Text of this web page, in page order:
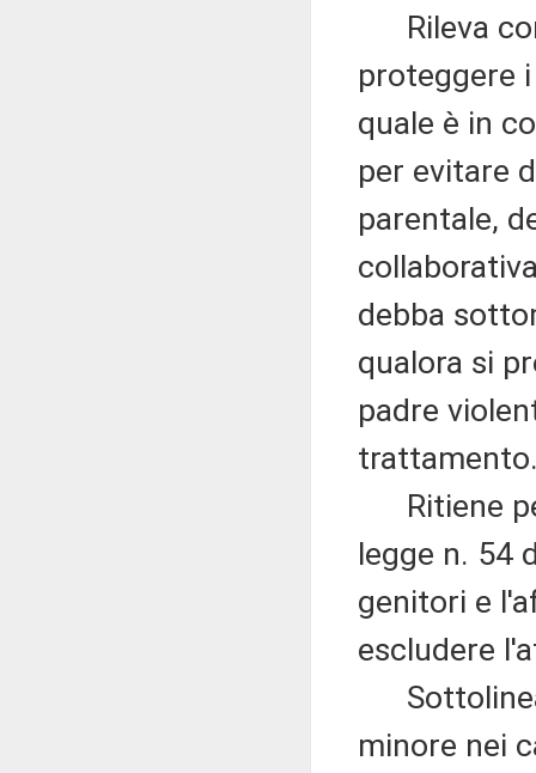
Rileva
proteggere
quale è in
per evitare
parentale,
debba
qualora si
padre
Ritiene
legge n. 54
genitori e
escludere
minore nei